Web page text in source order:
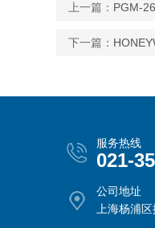
上一篇： PGM-
下一篇：
服务热线
021-
公司地址
上海杨浦